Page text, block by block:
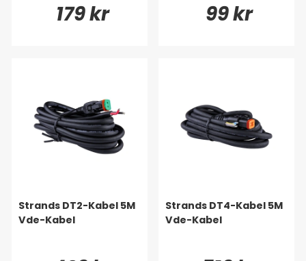
179 kr 99 kr
Strands DT2-Kabel 5M
Vde-Kabel
Strands DT4-Kabel 5M
Vde-Kabel